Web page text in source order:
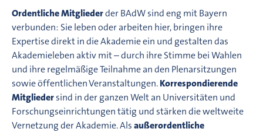
Ordentliche Mitgliederder BAdW sind eng mit Bayern
verbunden: Sie leben oder arbeiten hier, bringen ihre
Expertise direkt in die Akademie ein und gestalten das
Akademieleben aktiv mit – durch ihre Stimme bei Wahlen
und ihre regelmäßige Teilnahme an den Plenarsitzungen
sowie öffentlichen Veranstaltungen.Korrespondierende
Mitgliedersind in der ganzen Welt an Universitäten und
Forschungseinrichtungen tätig und stärken die weltweite
Vernetzung der Akademie. Alsaußerordentliche